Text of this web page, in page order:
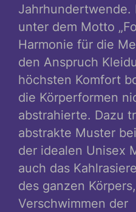
Jahrhundertwende.
unter dem Motto
Harmonie für die
den Anspruch
höchsten Komfort
die Körperformen
abstrahierte. Dazu
abstrakte Muster
der idealen Unisex
auch das
des ganzen
Verschwimmen der